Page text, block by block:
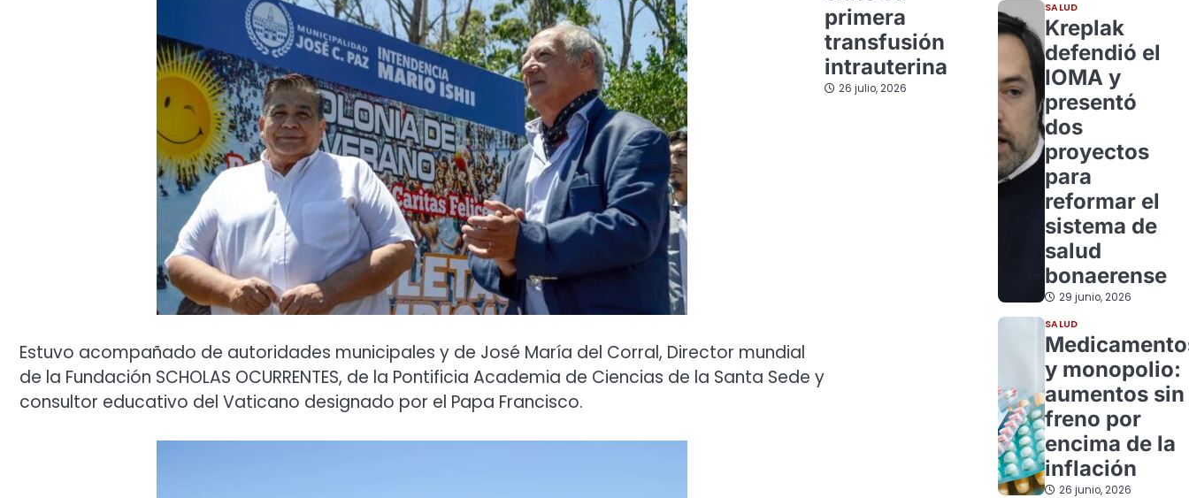
Estuvo acompañado de autoridades municipales y de José María del Corral, Director mundial
de la Fundación SCHOLAS OCURRENTES, de la Pontificia Academia de Ciencias de la Santa Sede y
consultor educativo del Vaticano designado por el Papa Francisco.
primera
transfusión
intrauterina
26 julio, 2026
SALUD
Kreplak
defendió el
IOMA y
presentó
dos
proyectos
para
reformar el
sistema de
salud
bonaerense
29 junio, 2026
SALUD
y monopolio:
aumentos sin
freno por
encima de la
inflación
26 junio, 2026